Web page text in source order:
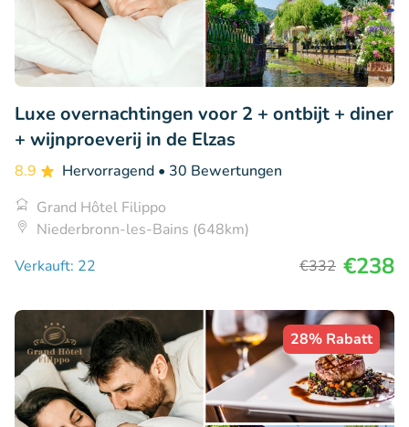
Luxe overnachtingen voor 2 + ontbijt + diner
+ wijnproeverij in de Elzas
8.9 Hervorragend • 30 Bewertungen
Grand Hôtel Filippo
Niederbronn-les-Bains (648km)
Verkauft: 22
€332 €238
28% Rabatt